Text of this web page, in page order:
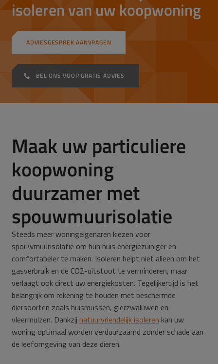
isoleren van uw koopwoning
ADVIESGESPREK AANVRAGEN
BEL ONS VOOR GRATIS ADVIES
Maak uw particuliere
koopwoning
duurzamer met
spouwmuurisolatie
Steeds meer woningeigenaren kiezen voor
spouwmuurisolatie om hun huis energiezuiniger en
comfortabeler te maken. Isoleren helpt niet alleen om het
gasverbruik en de CO2-uitstoot te verminderen, maar
verlaagt ook direct uw energiekosten. Tegelijkertijd is het
belangrijk om rekening te houden met beschermde
diersoorten zoals huismussen, gierzwaluwen en
vleermuizen. Dankzij natuurvriendelijk isoleren kan uw
woning optimaal worden verduurzaamd zonder schade aan
de leefomgeving van deze dieren.